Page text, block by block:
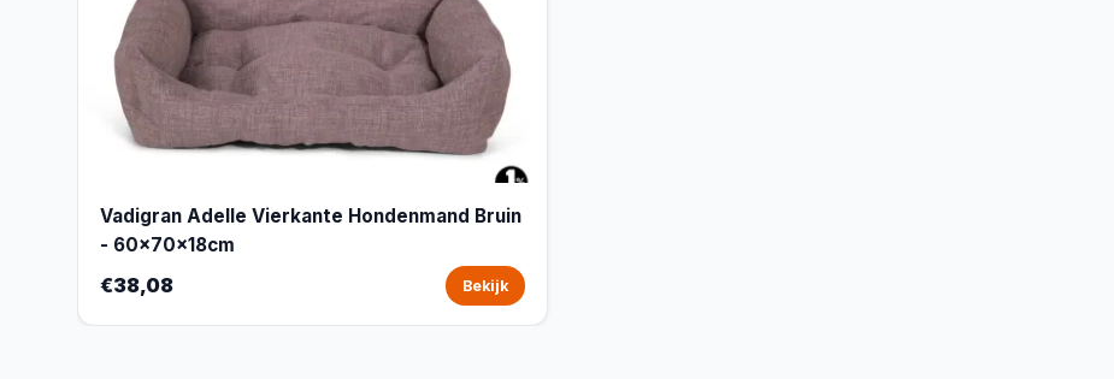
Vadigran Adelle Vierkante Hondenmand Bruin
- 60x70x18cm
€38,08 Bekijk